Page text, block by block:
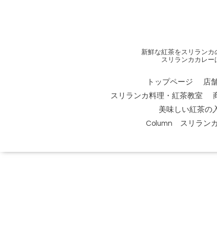
新鮮な紅茶をスリランカ
スリランカカレー
トップページ 店
スリランカ料理・紅茶教室
美味しい紅茶の
Column スリラン